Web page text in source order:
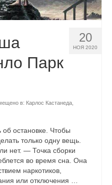
20
НОЯ 2020
Парк
в: Карлос Кастанеда
остановке. Чтобы
только одну вещь.
нет. — Точка сборки
во время сна. Она
наркотиков,
или отключения …